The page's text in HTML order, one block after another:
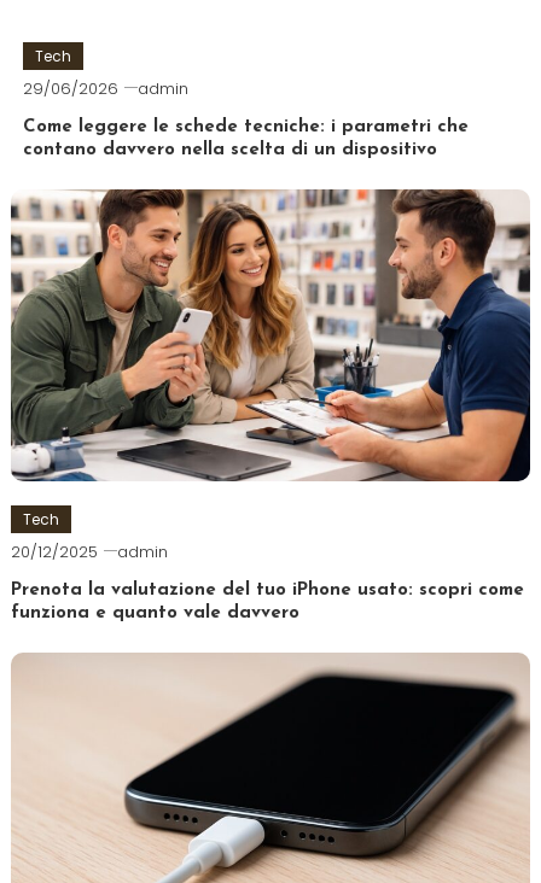
Tech
29/06/2026 admin
Come leggere le schede tecniche: i parametri che
contano davvero nella scelta di un dispositivo
Tech
20/12/2025 admin
Prenota la valutazione del tuo iPhone usato: scopri come
funziona e quanto vale davvero